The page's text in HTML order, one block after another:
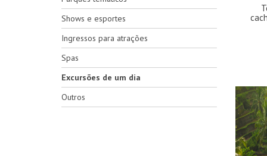
Shows e esportes
Ingressos para atrações
Spas
Excursões de um dia
Outros